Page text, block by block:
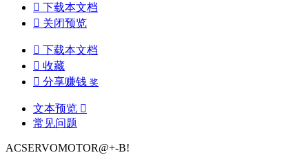
 下载本文档
 关闭预览
 下载本文档
 收藏
 分享赚钱 奖
文本预览 
常见问题
ACSERVOMOTOR@+-B!